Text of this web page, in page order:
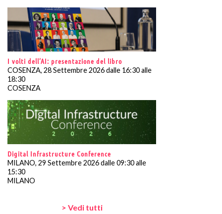
I volti dell’AI: presentazione del libro
COSENZA, 28 Settembre 2026 dalle 16:30 alle
18:30
COSENZA
Digital Infrastructure Conference
MILANO, 29 Settembre 2026 dalle 09:30 alle
15:30
MILANO
> Vedi tutti